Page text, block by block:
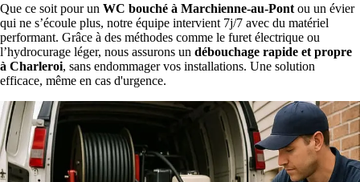
Que ce soit pour un WC bouché à Marchienne-au-Pont ou un évier
qui ne s’écoule plus, notre équipe intervient 7j/7 avec du matériel
performant. Grâce à des méthodes comme le furet électrique ou
l’hydrocurage léger, nous assurons un débouchage rapide et propre
à Charleroi, sans endommager vos installations. Une solution
efficace, même en cas d'urgence.